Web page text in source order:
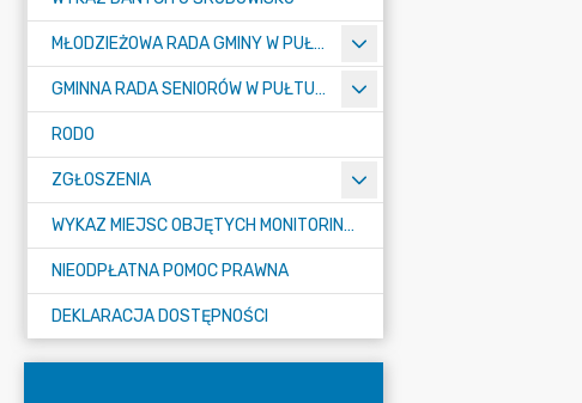
MŁODZIEŻOWA RADA GMINY W PUŁTUSKU
GMINNA RADA SENIORÓW W PUŁTUSKU
RODO
ZGŁOSZENIA
WYKAZ MIEJSC OBJĘTYCH MONITORINGIEM
NIEODPŁATNA POMOC PRAWNA
DEKLARACJA DOSTĘPNOŚCI